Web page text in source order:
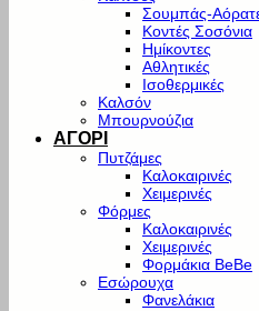
Σουμπάς-
Κοντές Σοσόνια
Ημίκοντες
Αθλητικές
Ισοθερμικές
Καλσόν
Μπουρνούζια
ΑΓΟΡΙ
Πυτζάμες
Καλοκαιρινές
Χειμερινές
Φόρμες
Καλοκαιρινές
Χειμερινές
Φορμάκια BeBe
Εσώρουχα
Φανελάκια